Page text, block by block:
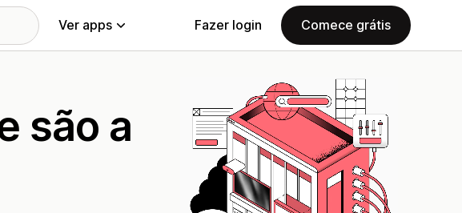
Ver apps Fazer login Comece grátis
são a